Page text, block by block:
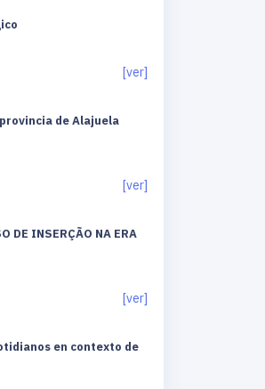
[ver]
de Alajuela
[ver]
DE INSERÇÃO NA ERA
[ver]
en contexto de